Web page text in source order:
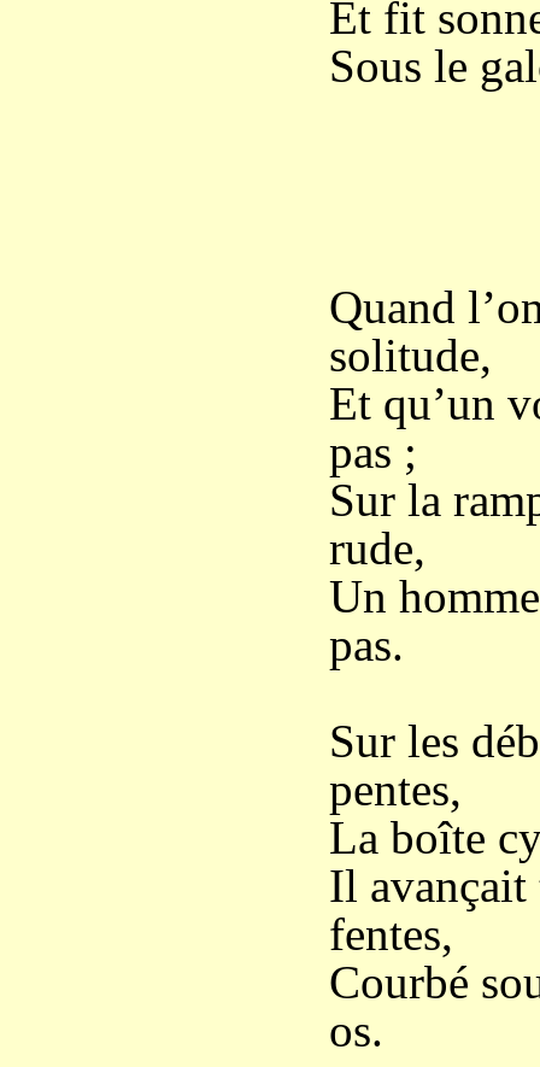
Et fit
Sous le
Quand
solitude,
Et qu’un
pas ;
Sur la
rude,
Un
pas.
Sur les
pentes,
La boîte
Il
fentes,
Courbé
os.